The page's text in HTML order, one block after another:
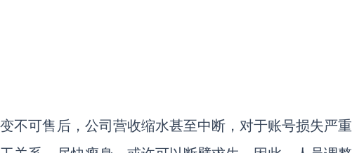
不可售后，公司营收缩水甚至中断，对于账号损失严重